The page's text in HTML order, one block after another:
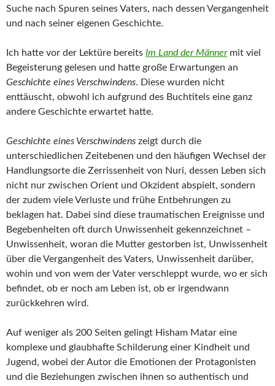
Suche nach Spuren seines Vaters, nach dessen Vergangenheit
und nach seiner eigenen Geschichte.
Ich hatte vor der Lektüre bereits Im Land der Männermit viel
Begeisterung gelesen und hatte große Erwartungen an
Geschichte eines Verschwindens. Diese wurden nicht
enttäuscht, obwohl ich aufgrund des Buchtitels eine ganz
andere Geschichte erwartet hatte.
Geschichte eines Verschwindens zeigt durch die
unterschiedlichen Zeitebenen und den häufigen Wechsel der
Handlungsorte die Zerrissenheit von Nuri, dessen Leben sich
nicht nur zwischen Orient und Okzident abspielt, sondern
der zudem viele Verluste und frühe Entbehrungen zu
beklagen hat. Dabei sind diese traumatischen Ereignisse und
Begebenheiten oft durch Unwissenheit gekennzeichnet –
Unwissenheit, woran die Mutter gestorben ist, Unwissenheit
über die Vergangenheit des Vaters, Unwissenheit darüber,
wohin und von wem der Vater verschleppt wurde, wo er sich
befindet, ob er noch am Leben ist, ob er irgendwann
zurückkehren wird.
Auf weniger als 200 Seiten gelingt Hisham Matar eine
komplexe und glaubhafte Schilderung einer Kindheit und
Jugend, wobei der Autor die Emotionen der Protagonisten
und die Beziehungen zwischen ihnen so authentisch und